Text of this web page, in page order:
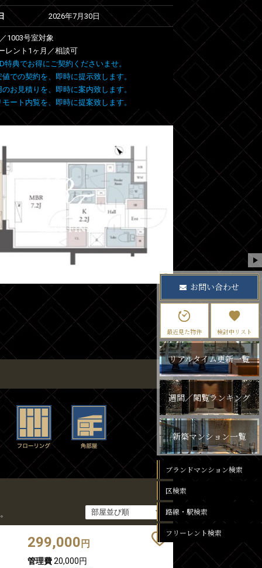
2026年7月30日
1003号室対象
レント1ヶ月／相談可
特典でお得にご契約くださいませ。
での契約を、即時に提示致します。
お見積りを、即時に案内致します。
ート内覧を、即時に提案致します。
299,000 円
管理費20,000円
お問い合わせ
最近見た物件 検討中リスト
リアルタイム更新一覧
週間／閲覧ランキング
新築マンション一覧
ブランドマンション検索
区検索
路線・駅検索
フリーレント検索